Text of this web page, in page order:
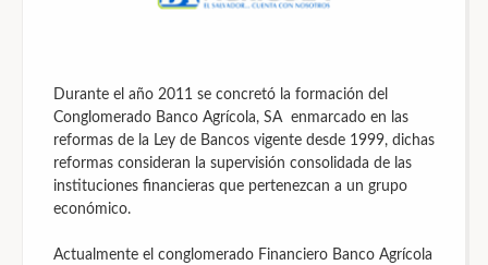
Durante el año 2011 se concretó la formación del
Conglomerado Banco Agrícola, SA enmarcado en las
reformas de la Ley de Bancos vigente desde 1999, dichas
reformas consideran la supervisión consolidada de las
instituciones financieras que pertenezcan a un grupo
económico.
Actualmente el conglomerado Financiero Banco Agrícola